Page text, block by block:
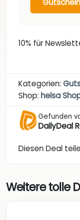
10% für
Kategorien:
Shop: helsa
Gefunden
DailyDeal
Diesen Deal
Weitere tolle